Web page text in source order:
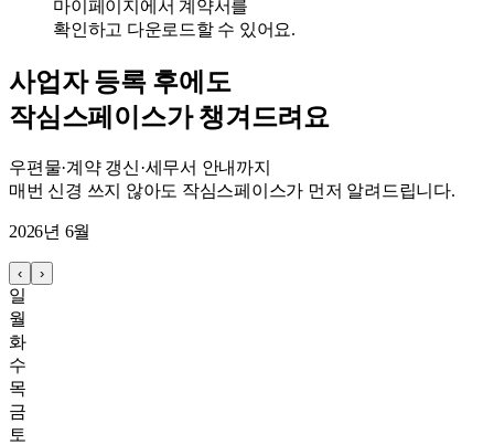
마이페이지에서 계약서를
확인하고 다운로드할 수 있어요.
사업자 등록 후에도
작심스페이스가 챙겨드려요
우편물·계약 갱신·세무서 안내까지
매번 신경 쓰지 않아도 작심스페이스가 먼저 알려드립니다.
2026년 6월
‹ ›
일
월
화
수
목
금
토